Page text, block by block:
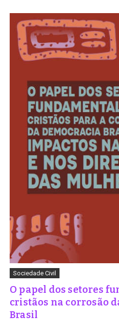
Sociedade Civil
O papel dos setores
cristãos na corrosão
Brasil